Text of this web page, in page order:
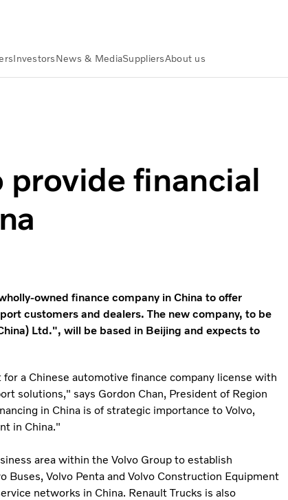
InvestorsNews & MediaSuppliersAbout us
provide financial
owned finance company in China to offer
customers and dealers. The new company, to be
Ltd.", will be based in Beijing and expects to
a Chinese automotive finance company license with
solutions," says Gordon Chan, President of Region
in China is of strategic importance to Volvo,
in China."
area within the Volvo Group to establish
Buses, Volvo Penta and Volvo Construction Equipment
networks in China. Renault Trucks is also